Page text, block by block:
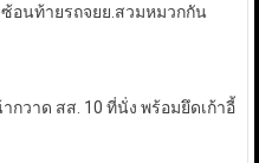
อนท้ายรถจยย.สวมหมวกกัน
กวาด สส. 10 ที่นั่ง พร้อมยึดเก้าอี้